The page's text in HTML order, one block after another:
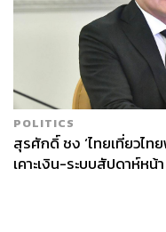
POLITICS
สุรศักดิ์ ชง ‘ไทยเที่ยวไท
เคาะเงิน-ระบบสัปดาห์หน้า